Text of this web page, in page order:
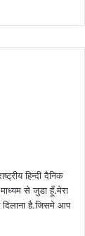
हिन्दी दैनिक
से जुडा हूँ.मेरा
दिलाना है.जिसमे आप